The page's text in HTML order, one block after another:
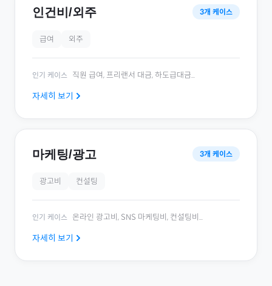
인건비/외주 3개 케이스
급여 외주
인기 케이스 직원 급여, 프리랜서 대금, 하도급대금...
자세히 보기
마케팅/광고 3개 케이스
광고비 컨설팅
인기 케이스 온라인 광고비, SNS 마케팅비, 컨설팅비 ...
자세히 보기